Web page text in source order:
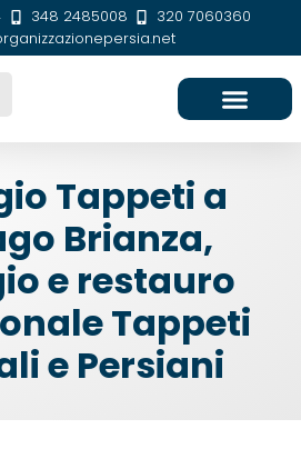
348 2485008
320 7060360
Tappeti a
Brianza,
e restauro
Tappeti
e Persiani